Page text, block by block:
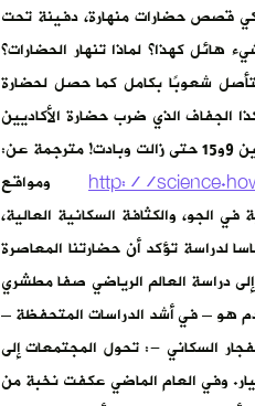
قصص حضارات منهارة، دفينة تحت
كهذا؟ لماذا تنهار الحضارات؟
تستأصل شعوبًا بكامل كما حصل لحضارة
الجفاف الذي ضرب حضارة الأكاديين
http:// ومواقع
الجو، والكثافة السكانية العالية،
في الإندبندنت (الأحد 16/12/2014) عن تمويل ناسا لدراسة تؤكد أن حضارتنا المعاصرة
دراسة العالم الرياضي صفا مطشري
هو – في أشد الدراسات المتحفظة –
السكاني -: تحول المجتمعات إلى
وفي العام الماضي عكفت نخبة من